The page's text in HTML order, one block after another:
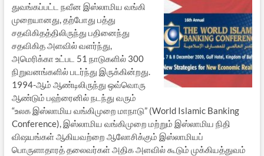
துவங்கப்பட்ட நவீன இஸ்லாமிய வங்கி
முறையானது, தற்போது பத்து
சதவிகிதத்திலிருந்து பதினைந்து
சதவிகித அளவில் வளர்ந்து,
அமெரிக்கா உட்பட 51 நாடுகளில் 300
நிறுவனங்களில் படர்ந்து இருக்கின்றது.
1994-ஆம் ஆண்டிலிருந்து ஒவ்வொரு
ஆண்டும் பஹ்ரைனில் நடந்து வரும்
“உலக இஸ்லாமிய வங்கிமுறை மாநாடு” (World Islamic Banking
Conference), இஸ்லாமிய வங்கிமுறை மற்றும் இஸ்லாமிய நிதி
விஷயங்கள் ஆகியவற்றை ஆலோசிக்கும் இஸ்லாமியப்
பொருளாதாரத் தலைவர்கள் அதிக அளவில் கூடும் முக்கியத்துவம்